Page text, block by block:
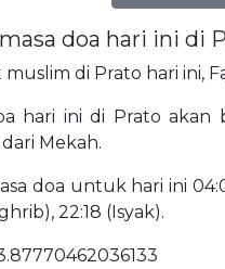
doa hari ini di
muslim di Prato hari ini,
hari ini di Prato akan
Mekah.
doa untuk hari ini
22:18 (Isyak).